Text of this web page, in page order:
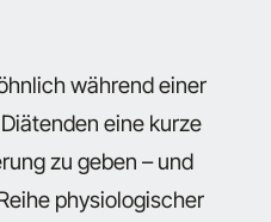
während einer
eine kurze
zu geben – und
physiologischer